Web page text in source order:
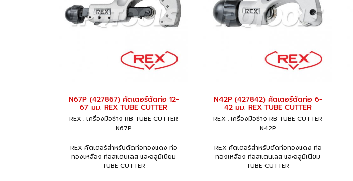
N67P (427867) คัตเตอร์ตัดท่อ 12-
67 มม. REX TUBE CUTTER
REX : เครื่องมือช่าง RB TUBE CUTTER
N67P
REX คัตเตอร์สำหรับตัดท่อทองแดง ท่อ
ทองเหลือง ท่อสแตนเลส และอลูมิเนียม
TUBE CUTTER
N42P (427842) คัตเตอร์ตัดท่อ 6-
42 มม. REX TUBE CUTTER
REX : เครื่องมือช่าง RB TUBE CUTTER
N42P
REX คัตเตอร์สำหรับตัดท่อทองแดง ท่อ
ทองเหลือง ท่อสแตนเลส และอลูมิเนียม
TUBE CUTTER